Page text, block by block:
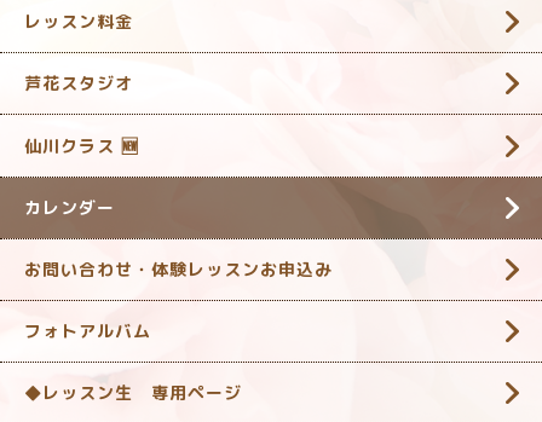
レッスン料金
芦花スタジオ
仙川クラス 🆕
カレンダー
お問い合わせ・体験レッスンお申込み
フォトアルバム
◆レッスン生 専用ページ